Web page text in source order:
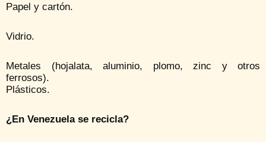
Papel y cartón.
Vidrio.
Metales (hojalata, aluminio, plomo, zinc y otros
ferrosos).
Plásticos.
¿En Venezuela se recicla?